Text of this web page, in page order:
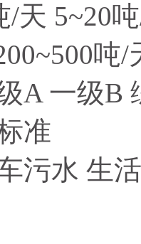
/天 5~20
吨/
A 一级B
准
污水 生